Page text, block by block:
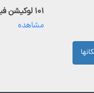
۱۰۱ لوکیشن فیلمبرداری فعال
مشاهده